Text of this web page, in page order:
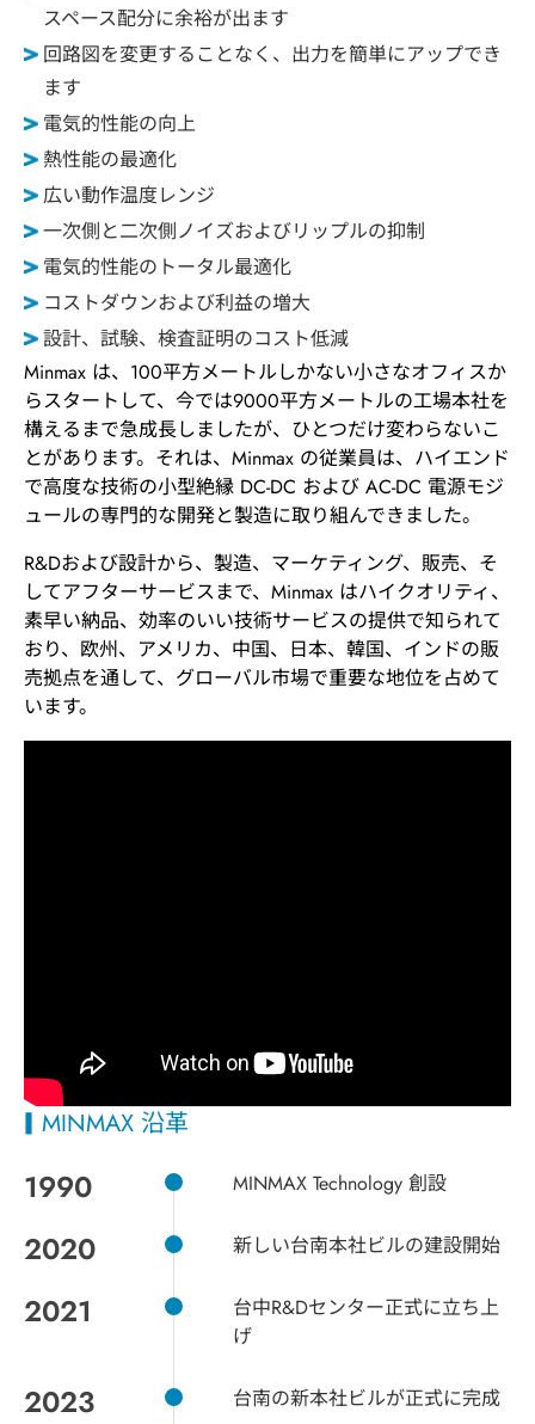
スペース配分に余裕が出ます
回路図を変更することなく、出力を簡単にアップでき
ます
電気的性能の向上
熱性能の最適化
広い動作温度レンジ
一次側と二次側ノイズおよびリップルの抑制
電気的性能のトータル最適化
コストダウンおよび利益の増大
設計、試験、検査証明のコスト低減
Minmax は、100平方メートルしかない小さなオフィスか
らスタートして、今では9000平方メートルの工場本社を
構えるまで急成長しましたが、ひとつだけ変わらないこ
とがあります。それは、Minmax の従業員は、ハイエンド
で高度な技術の小型絶縁 DC-DC および AC-DC 電源モジ
ュールの専門的な開発と製造に取り組んできました。
R&Dおよび設計から、製造、マーケティング、販売、そ
してアフターサービスまで、Minmax はハイクオリティ、
素早い納品、効率のいい技術サービスの提供で知られて
おり、欧州、アメリカ、中国、日本、韓国、インドの販
売拠点を通して、グローバル市場で重要な地位を占めて
います。
MINMAX 沿革
1990 MINMAX Technology 創設
2020 新しい台南本社ビルの建設開始
2021
台中R&Dセンター正式に立ち上
げ
2023
台南の新本社ビルが正式に完成
研究開発
製造能力
最新情報
お問い合わせ